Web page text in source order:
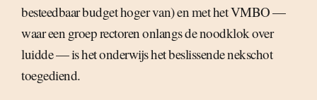
besteedbaar budget hoger van) en met het VMBO —
waar een groep rectoren onlangs de noodklok over
luidde — is het onderwijs het beslissende nekschot
toegediend.